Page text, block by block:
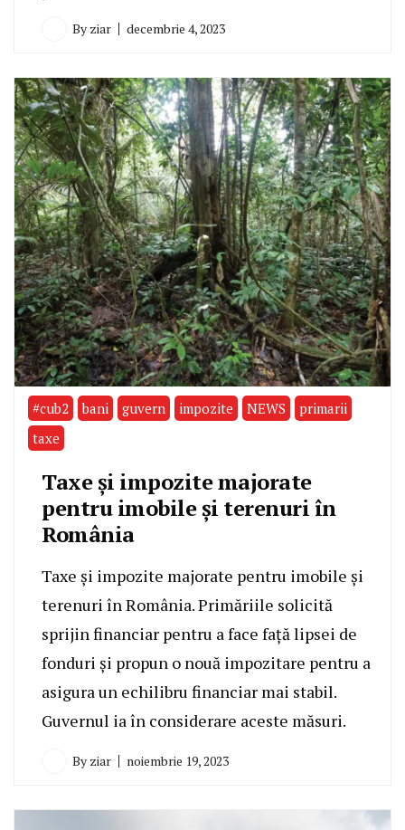
By ziar decembrie 4, 2023
#cub2 bani guvern impozite NEWS
primarii
taxe
Taxe și impozite majorate
pentru imobile și terenuri în
România
Taxe și impozite majorate pentru imobile și
terenuri în România. Primăriile solicită
sprijin financiar pentru a face față lipsei de
fonduri și propun o nouă impozitare pentru a
asigura un echilibru financiar mai stabil.
Guvernul ia în considerare aceste măsuri.
By ziar noiembrie 19, 2023